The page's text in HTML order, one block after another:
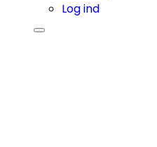
Log ind